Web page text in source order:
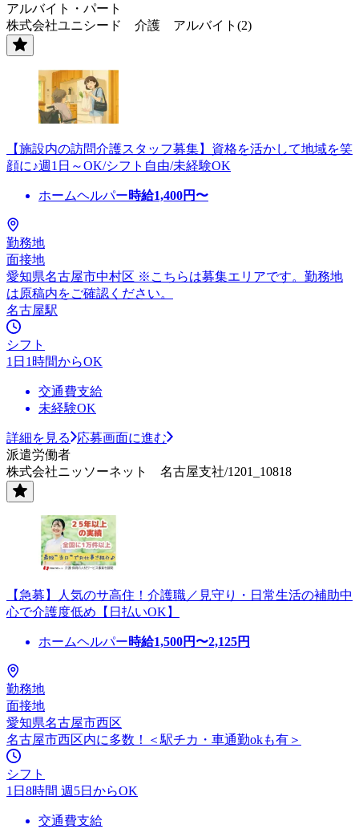
アルバイト・パート
株式会社ユニシード 介護 アルバイト(2)
【施設内の訪問介護スタッフ募集】資格を活かして地域を笑
顔に♪週1日～OK/シフト自由/未経験OK
ホームヘルパー時給1,400円〜
勤務地
面接地
愛知県名古屋市中村区 ※こちらは募集エリアです。勤務地
は原稿内をご確認ください。
名古屋駅
シフト
1日1時間からOK
交通費支給
未経験OK
詳細を見る
応募画面に進む
派遣労働者
株式会社ニッソーネット 名古屋支社/1201_10818
【急募】人気のサ高住！介護職／見守り・日常生活の補助中
心で介護度低め【日払いOK】
ホームヘルパー時給1,500円〜2,125円
勤務地
面接地
愛知県名古屋市西区
名古屋市西区内に多数！＜駅チカ・車通勤okも有＞
シフト
1日8時間 週5日からOK
交通費支給